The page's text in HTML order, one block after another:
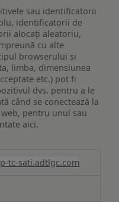
sau identificatorii
identificatorii de
alocați aleatoriu,
cu alte
browserului și
limba, dimensiunea
etc.) pot fi
dvs. pentru a le
când se conectează la
pentru unul sau
aici.
tc-sati.adtlgc.com